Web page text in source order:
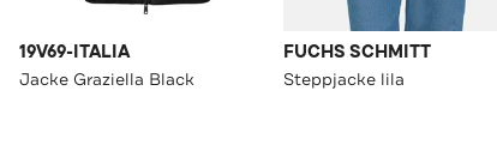
19V69-ITALIA
Jacke Graziella Black
FUCHS SCHMITT
Steppjacke lila